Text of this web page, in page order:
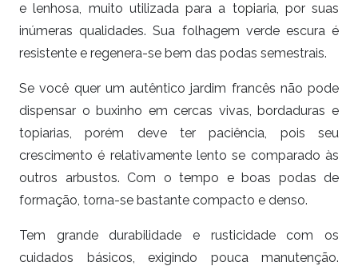
e lenhosa, muito utilizada para a topiaria, por suas
inúmeras qualidades. Sua folhagem verde escura é
resistente e regenera-se bem das podas semestrais.
Se você quer um autêntico jardim francês não pode
dispensar o buxinho em cercas vivas, bordaduras e
topiarias, porém deve ter paciência, pois seu
crescimento é relativamente lento se comparado às
outros arbustos. Com o tempo e boas podas de
formação, torna-se bastante compacto e denso.
Tem grande durabilidade e rusticidade com os
cuidados básicos, exigindo pouca manutenção.